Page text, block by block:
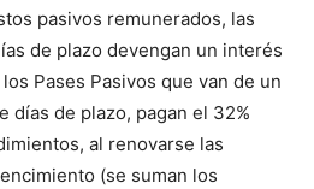
pasivos remunerados, las
de plazo devengan un interés
Pases Pasivos que van de un
días de plazo, pagan el 32%
al renovarse las
(se suman los